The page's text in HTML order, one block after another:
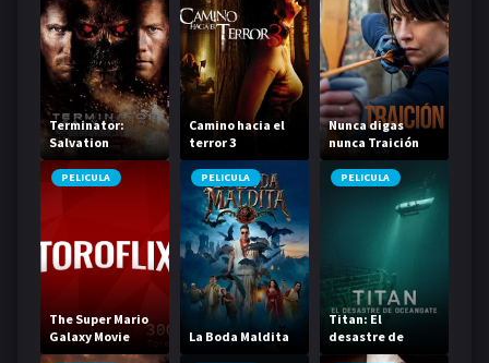
Terminator:
Salvation
Camino hacia el
terror 3
Nunca digas
nunca Traición
PELICULA
The Super Mario
Galaxy Movie
PELICULA
La Boda Maldita
PELICULA
Titan: El
desastre de
OceanGate